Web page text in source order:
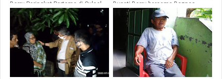
Barru Peringkat Pertama di Sulsel
Indeks Membangun Desa, 23 se-
Indonesia
Bupati Barru bersama Baznas
Lepas Bantuan untuk Banjir
Masamba